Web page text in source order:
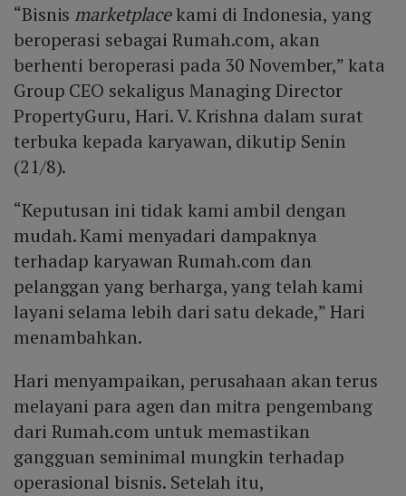
“Bisnis marketplacekami di Indonesia, yang
beroperasi sebagai Rumah.com, akan
berhenti beroperasi pada 30 November,” kata
Group CEO sekaligus Managing Director
PropertyGuru, Hari. V. Krishna dalam surat
terbuka kepada karyawan, dikutip Senin
(21/8).
“Keputusan ini tidak kami ambil dengan
mudah. Kami menyadari dampaknya
terhadap karyawan Rumah.com dan
pelanggan yang berharga, yang telah kami
layani selama lebih dari satu dekade,” Hari
menambahkan.
Hari menyampaikan, perusahaan akan terus
melayani para agen dan mitra pengembang
dari Rumah.com untuk memastikan
gangguan seminimal mungkin terhadap
operasional bisnis. Setelah itu,